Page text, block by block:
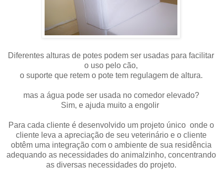
Diferentes alturas de potes podem ser usadas para facilitar
o uso pelo cão,
o suporte que retem o pote tem regulagem de altura.
mas a água pode ser usada no comedor elevado?
Sim, e ajuda muito a engolir
Para cada cliente é desenvolvido um projeto único onde o
cliente leva a apreciação de seu veterinário e o cliente
obtêm uma integração com o ambiente de sua residência
adequando as necessidades do animalzinho, concentrando
as diversas necessidades do projeto.